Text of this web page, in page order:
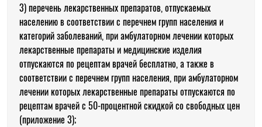
3) перечень лекарственных препаратов, отпускаемых
населению в соответствии с перечнем групп населения и
категорий заболеваний, при амбулаторном лечении которых
лекарственные препараты и медицинские изделия
отпускаются по рецептам врачей бесплатно, а также в
соответствии с перечнем групп населения, при амбулаторном
лечении которых лекарственные препараты отпускаются по
рецептам врачей с 50-процентной скидкой со свободных цен
(приложение 3);